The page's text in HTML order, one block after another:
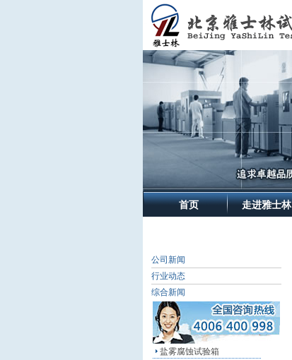
首页 走进雅士林
公司新闻
行业动态
综合新闻
盐雾腐蚀试验箱